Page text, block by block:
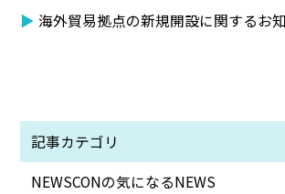
記事カテゴリ
NEWSCONの気になるNEWS
▶海外貿易拠点の新規開設に関するお